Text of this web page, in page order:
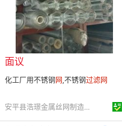
成立日期：2014-03-10
供应产品：65 条
面议
化工厂用不锈钢网,不锈钢过滤网
安平县浩璟金属丝网制造有限公司